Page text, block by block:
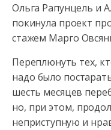
Ольга Рапунцель и
покинула проект
стажем Марго
Переплюнуть тех,
надо было
шесть месяцев
но, при этом,
неприступную и